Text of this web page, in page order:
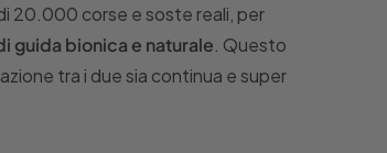
20.000 corse e soste reali, per
guida bionica e naturale . Questo
tra i due sia continua e super